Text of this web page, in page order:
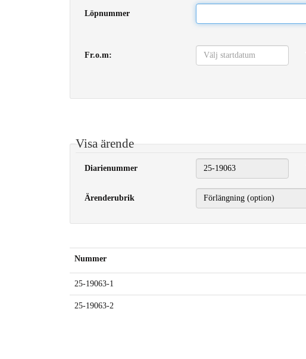
Löpnummer
Fr.o.m:
Visa ärende
Diarienummer
Ärenderubrik
Nummer
25-19063-1
25-19063-2